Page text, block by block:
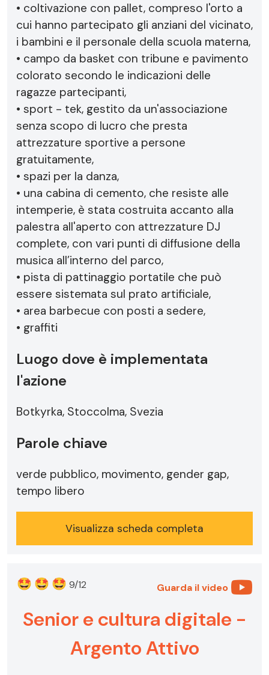
• coltivazione con pallet, compreso l'orto a
cui hanno partecipato gli anziani del vicinato,
i bambini e il personale della scuola materna,
• campo da basket con tribune e pavimento
colorato secondo le indicazioni delle
ragazze partecipanti,
• sport - tek, gestito da un'associazione
senza scopo di lucro che presta
attrezzature sportive a persone
gratuitamente,
• spazi per la danza,
• una cabina di cemento, che resiste alle
intemperie, è stata costruita accanto alla
palestra all'aperto con attrezzature DJ
complete, con vari punti di diffusione della
musica all’interno del parco,
• pista di pattinaggio portatile che può
essere sistemata sul prato artificiale,
• area barbecue con posti a sedere,
• graffiti
Luogo dove è implementata
l'azione
Botkyrka, Stoccolma, Svezia
Parole chiave
verde pubblico, movimento, gender gap,
tempo libero
Visualizza scheda completa
🤩 🤩 🤩 9/12 Guarda il video
Senior e cultura digitale -
Argento Attivo